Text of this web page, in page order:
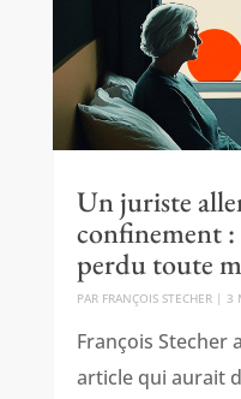
Un juriste
confinement
perdu toute
PAR FRANÇOIS STECHER| 3
François Stecher
article qui aurait